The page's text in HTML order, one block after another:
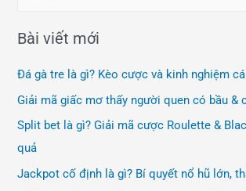
Bài viết mới
Đá gà tre là gì? Kèo cược và kinh nghiệm
Giải mã giấc mơ thấy người quen có bầu &
Split bet là gì? Giải mã cược Roulette &
quả
Jackpot cố định là gì? Bí quyết nổ hũ lớn,